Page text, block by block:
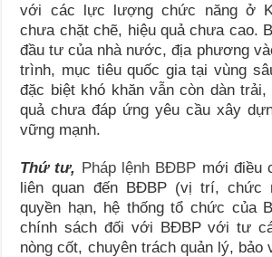
với các lực lượng chức năng ở
chưa chặt chẽ, hiệu quả chưa cao.
đầu tư của nhà nước, địa phương
trình, mục tiêu quốc gia tại vùng
đặc biệt khó khăn vẫn còn dàn
quả chưa đáp ứng yêu cầu xây
vững mạnh.
Thứ tư, Pháp lệnh BĐBP mới điều
liên quan đến BĐBP (vị trí, chức
quyền hạn, hệ thống tổ chức của
chính sách đối với BĐBP với tư
nòng cốt, chuyên trách quản lý, bảo